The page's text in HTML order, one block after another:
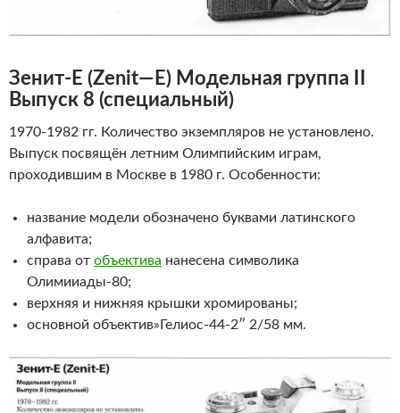
Зенит-Е (Zenit— E) Модельная группа II
Выпуск 8 (специальный)
1970-1982 гг. Количество экземпляров не установлено.
Выпуск посвящён летним Олимпийским играм,
проходившим в Москве в 1980 г. Особенности:
название модели обозначено буквами латинского
алфавита;
справа от объектива нанесена символика
Олимииады-80;
верхняя и нижняя крышки хромированы;
основной объектив»Гелиос-44-2″ 2/58 мм.